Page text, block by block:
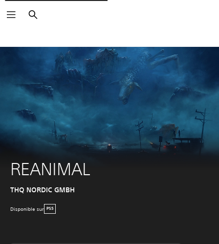
Rechercher
REANIMAL
THQ NORDIC GMBH
Disponible sur PS5